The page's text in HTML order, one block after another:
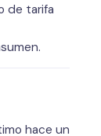
de tarifa
hace un